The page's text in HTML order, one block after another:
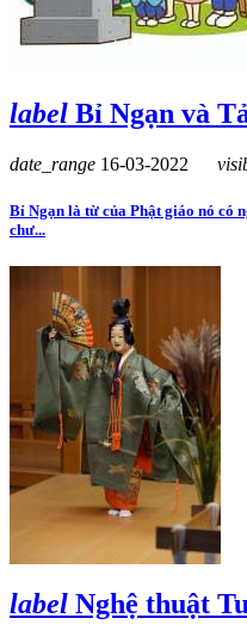
label Bỉ Ngạn và
date_range 16-03-2022
Bỉ Ngạn là từ của Phật giáo nó có
chư...
label Nghệ thuật